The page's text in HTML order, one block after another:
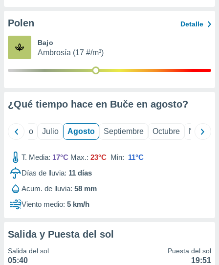
e
mediante
publicidad
publicidad
1199
Polen Detalle
Bajo
Ambrosía (17 #/m³)
¿Qué tiempo hace en Buče en agosto?
Junio Julio Agosto Septiembre Octubre
T. Media: 17°C Max.: 23°C Min: 11°C
Días de lluvia: 11 días
Acum. de lluvia: 58 mm
Viento medio: 5 km/h
Salida y Puesta del sol
Salida del sol
05:40
Puesta del sol
19:51